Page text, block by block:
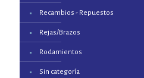
Recambios - Repuestos
Rejas/Brazos
Rodamientos
Sin categoría